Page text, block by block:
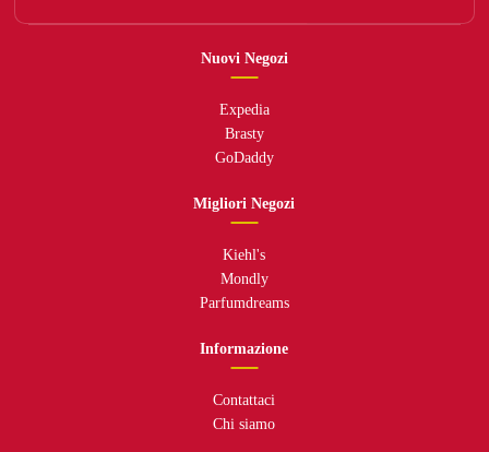
Nuovi Negozi
Expedia
Brasty
GoDaddy
Migliori Negozi
Kiehl's
Mondly
Parfumdreams
Informazione
Contattaci
Chi siamo